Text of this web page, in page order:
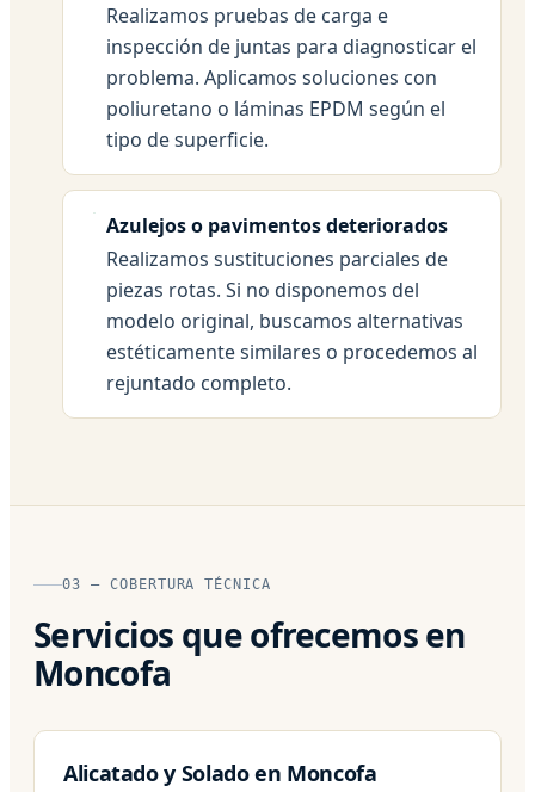
Realizamos pruebas de carga e
inspección de juntas para diagnosticar el
problema. Aplicamos soluciones con
poliuretano o láminas EPDM según el
tipo de superficie.
Azulejos o pavimentos deteriorados
Realizamos sustituciones parciales de
piezas rotas. Si no disponemos del
modelo original, buscamos alternativas
estéticamente similares o procedemos al
rejuntado completo.
03 — COBERTURA TÉCNICA
Servicios que ofrecemos en
Moncofa
Alicatado y Solado en Moncofa